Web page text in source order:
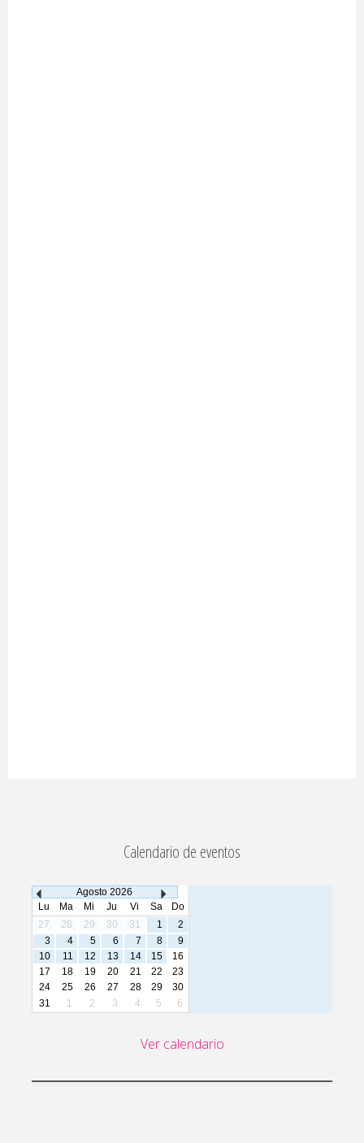
Calendario de eventos
Agosto 2026
Lu
Ma Mi Ju Vi Sa
Do
27
28 29 30 31 1
2
3
4 5 6 7 8
9
10
11 12 13 14 15
16
17
18 19 20 21 22
23
24
25 26 27 28 29
30
31
1 2 3 4 5 6
Ver calendario